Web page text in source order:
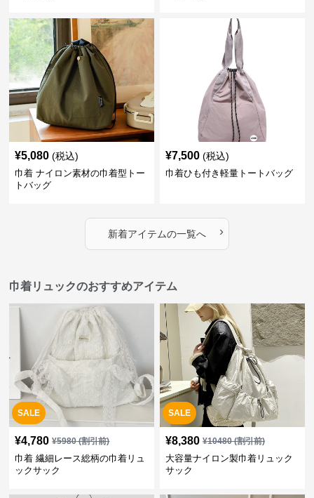
¥5,080 (税込)
巾着 ナイロン素材の巾着型トー
トバッグ
¥7,500 (税込)
巾着ひも付き軽量トートバッグ
新着アイテムの一覧へ ›
巾着リュックのおすすめアイテム
SALE
¥4,780 ¥5980(割引前)
巾着 繊細レース総柄の巾着リュ
ックサック
SALE
¥8,380 ¥10480(割引前)
大容量ナイロン製巾着リュック
サック